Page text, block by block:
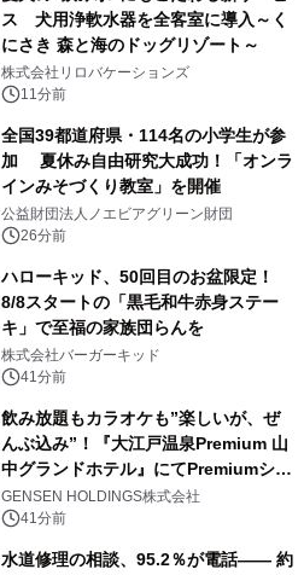
ス 犬用浄軟水器を全客室に導入～く
にさき 森と海のドッグリゾート～
株式会社リロバケーションズ
11分前
全国39都道府県・114名の小学生が参
加 夏休み自由研究大成功！「オンラ
インみそづくり教室」を開催
公益財団法人ノエビアグリーン財団
26分前
ハローキッド、50回目のお盆限定！
8/8スタートの「黒毛和牛赤身ステー
キ」で至福の家族団らんを
株式会社バーガーキッド
41分前
飲み放題もカラオケも”楽しいが、ぜ
んぶ込み”！『大江戸温泉Premium 山
中グランドホテル』にてPremiumシリ
ーズ初のオールインクルーシブ導入
GENSEN HOLDINGS株式会社
41分前
水道修理の相談、95.2％が電話―― 約